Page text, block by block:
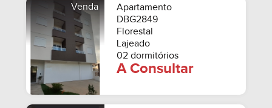
Venda
Apartamento
DBG2849
Florestal
Lajeado
02 dormitórios
A Consultar